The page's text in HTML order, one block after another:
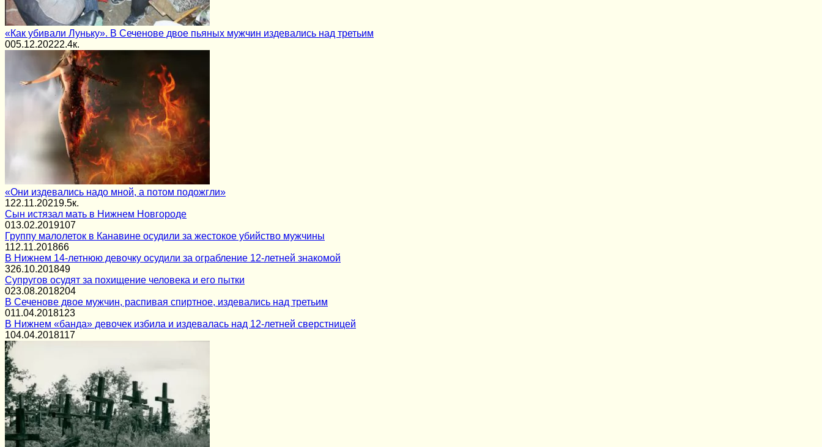
«Как убивали Луньку». В Сеченове двое пьяных мужчин издевались над третьим
005.12.20222.4к.
«Они издевались надо мной, а потом подожгли»
122.11.20219.5к.
Сын истязал мать в Нижнем Новгороде
013.02.2019107
Группу малолеток в Канавине осудили за жестокое убийство мужчины
112.11.201866
В Нижнем 14-летнюю девочку осудили за ограбление 12-летней знакомой
326.10.201849
Супругов осудят за похищение человека и его пытки
023.08.2018204
В Сеченове двое мужчин, распивая спиртное, издевались над третьим
011.04.2018123
В Нижнем «банда» девочек избила и издевалась над 12-летней сверстницей
104.04.2018117